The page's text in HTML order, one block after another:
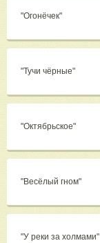
"Огонёчек"
"Тучи чёрные"
"Октябрьское"
"Весёлый гном"
"У реки за холмами"